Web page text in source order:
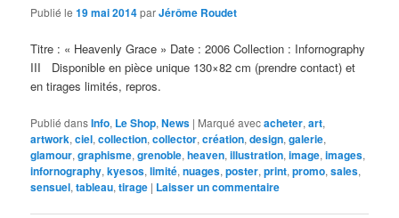
Publié le19 mai 2014parJérôme Roudet
Titre : « Heavenly Grace » Date : 2006 Collection : Infornography
III Disponible en pièce unique 130×82 cm (prendre contact) et
en tirages limités, repros.
Publié dansInfo, Le Shop,News | Marqué avecacheter,art,
artwork,ciel,collection,collector,création,design,galerie,
glamour,graphisme,grenoble,heaven,illustration,image,images,
infornography,kyesos,limité,nuages,poster,print,promo,sales,
sensuel,tableau,tirage | Laisser un commentaire